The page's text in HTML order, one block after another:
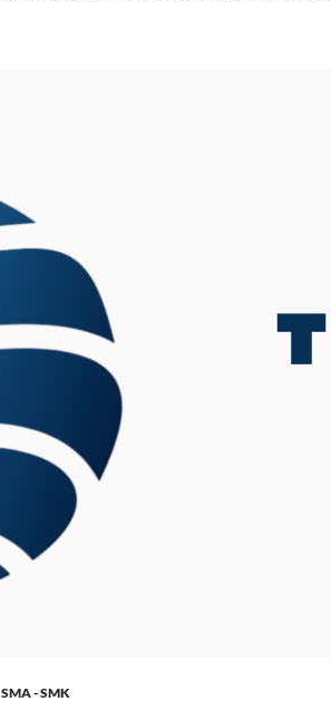
SMA - SMK